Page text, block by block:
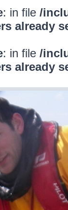
: in file /
already
: in file /
already